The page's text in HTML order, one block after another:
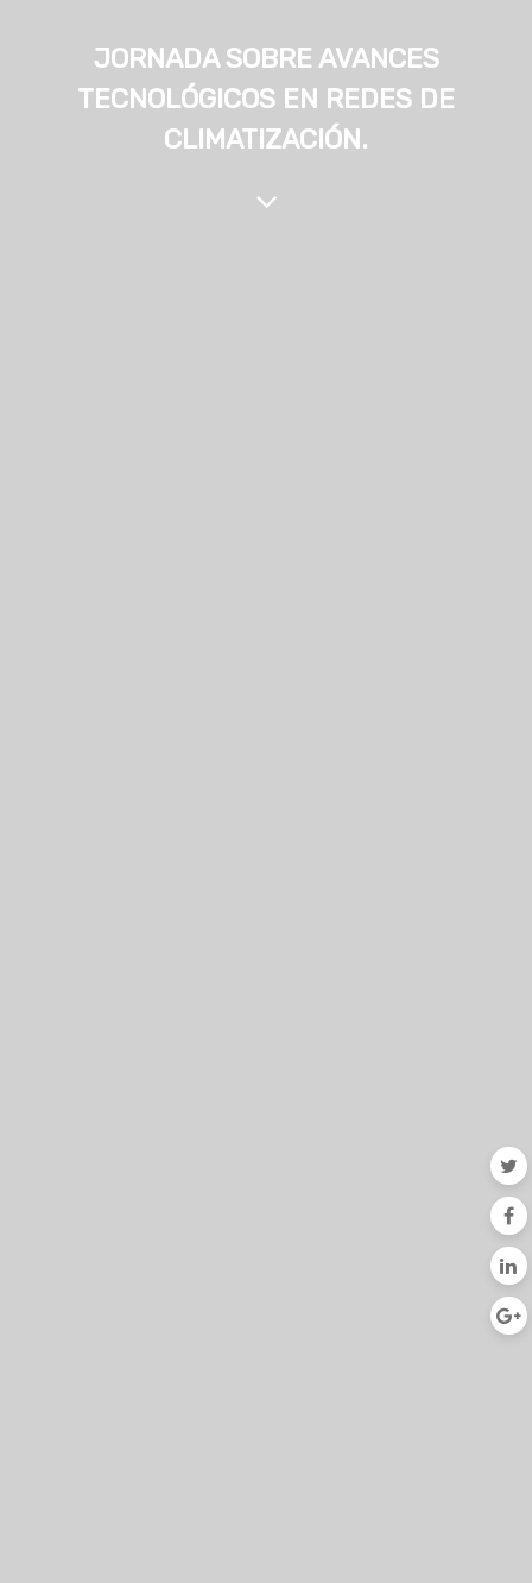
JORNADA SOBRE AVANCES
TECNOLÓGICOS EN REDES DE
CLIMATIZACIÓN.